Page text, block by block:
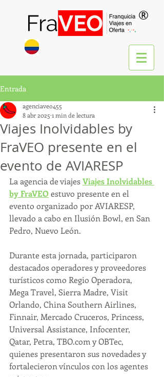
®
Entrada
Viajes Inolvidables by
FraVEO presente en el
evento de AVIARESP
agenciaveo455
8 abr 2025 1 min de lectura
La agencia de viajes Viajes Inolvidables
by FraVEO estuvo presente en el
evento organizado por AVIARESP,
llevado a cabo en Ilusión Bowl, en San
Pedro, Nuevo León.
Durante esta jornada, participaron
destacados operadores y proveedores
turísticos como Regio Operadora,
Mega Travel, Sierra Madre, Visit
Orlando, China Southern Airlines,
Finnair, Mercado Cruceros, Princess,
Universal Assistance, Infocenter,
Qatar, Petra, TBO.com y OBTec,
quienes presentaron sus novedades y
fortalecieron vínculos con los agentes